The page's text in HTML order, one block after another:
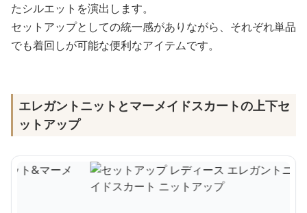
たシルエットを演出します。
セットアップとしての統一感がありながら、それぞれ単品
でも着回しが可能な便利なアイテムです。
エレガントニットとマーメイドスカートの上下セ
ットアップ